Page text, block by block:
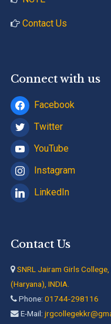
Contact Us
Connect with us
Facebook
Twitter
YouTube
Instagram
LinkedIn
Contact Us
SNRL Jairam Girls
(Haryana), INDIA.
Phone: 01744-298116
E-Mail: